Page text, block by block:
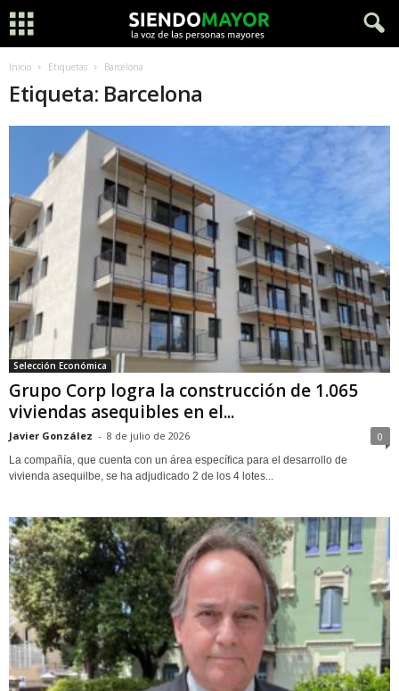
Inicio Etiquetas Barcelona
Etiqueta: Barcelona
Selección Económica
Grupo Corp logra la construcción de 1.065
viviendas asequibles en el...
Javier González - 8 de julio de 2026 0
La compañía, que cuenta con un área específica para el desarrollo de
vivienda asequilbe, se ha adjudicado 2 de los 4 lotes...